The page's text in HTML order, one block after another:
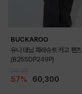
BUCKAROO
유니 데님 파라슈트 카고 팬츠
(B255DP249P)
57% 60,300